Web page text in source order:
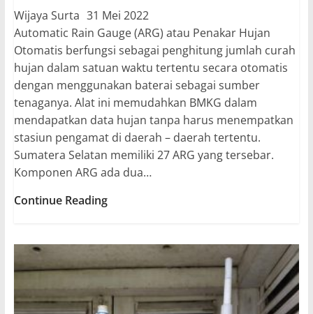
Wijaya Surta 31 Mei 2022
Automatic Rain Gauge (ARG) atau Penakar Hujan
Otomatis berfungsi sebagai penghitung jumlah curah
hujan dalam satuan waktu tertentu secara otomatis
dengan menggunakan baterai sebagai sumber
tenaganya. Alat ini memudahkan BMKG dalam
mendapatkan data hujan tanpa harus menempatkan
stasiun pengamat di daerah – daerah tertentu.
Sumatera Selatan memiliki 27 ARG yang tersebar.
Komponen ARG ada dua…
Continue ReadingAutomatic